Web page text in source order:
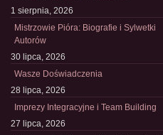
1 sierpnia, 2026
Mistrzowie Pióra: Biografie i Sylwetki
Autorów
30 lipca, 2026
Wasze Doświadczenia
28 lipca, 2026
Imprezy Integracyjne i Team Building
27 lipca, 2026